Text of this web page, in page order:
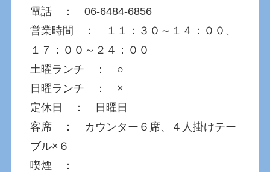
電話 ： 06-6484-6856
営業時間 ： １１：３０～１４：００、
１７：００～２４：００
土曜ランチ ： ○
日曜ランチ ： ×
定休日 ： 日曜日
客席 ： カウンター６席、４人掛けテー
ブル×６
喫煙 ：